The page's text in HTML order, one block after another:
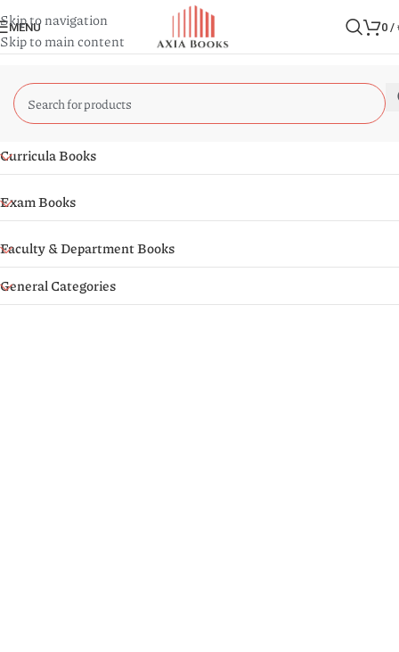
Skip to navigation
Skip to main content
MENU 0 /
Curricula Books
Exam Books
Faculty & Department Books
General Categories